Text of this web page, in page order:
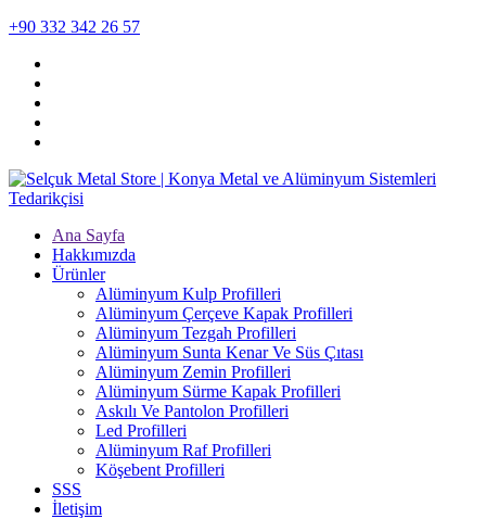
+90 332 342 26 57
Ana Sayfa
Hakkımızda
Ürünler
Alüminyum Kulp Profilleri
Alüminyum Çerçeve Kаpаk Profilleri
Alüminyum Tezgah Profilleri
Alüminyum Sunta Kenar Ve Süs Çıtası
Alüminyum Zemin Profilleri
Alüminyum Sürme Kapak Profilleri
Askılı Ve Pantolon Profilleri
Led Profilleri
Alüminyum Raf Profilleri
Köşebent Profilleri
SSS
İletişim